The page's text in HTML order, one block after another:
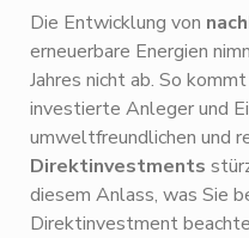
Die Entwicklung von
erneuerbare Energien
Jahres nicht ab. So
investierte Anleger und
umweltfreundlichen und
Direktinvestments
diesem Anlass, was Sie
Direktinvestment